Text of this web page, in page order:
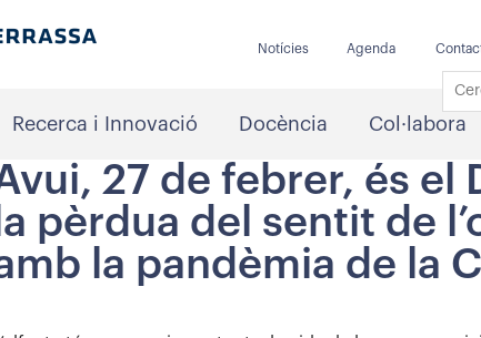
Notícies Agenda
Recerca i Innovació Docència Col·labora
27 de febrer, és el
pèrdua del sentit de
la pandèmia de la